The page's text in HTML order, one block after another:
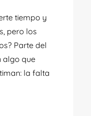
tiempo y
pero los
Parte del
algo que
la falta